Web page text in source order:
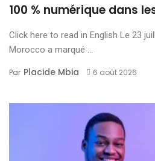
100 % numérique dans
Click here to read in English Le 23
Morocco a marqué ...
Par Placide Mbia 6 août 2026